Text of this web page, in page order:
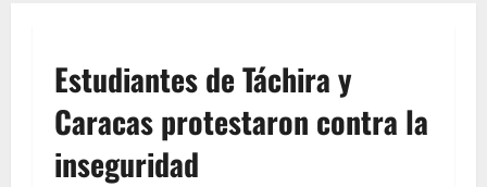
Estudiantes de Táchira y
Caracas protestaron contra la
inseguridad